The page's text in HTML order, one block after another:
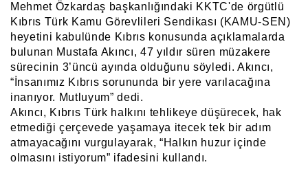
Mehmet Özkardaş başkanlığındaki KKTC'de örgütlü
Kıbrıs Türk Kamu Görevlileri Sendikası (KAMU-SEN)
heyetini kabulünde Kıbrıs konusunda açıklamalarda
bulunan Mustafa Akıncı, 47 yıldır süren müzakere
sürecinin 3’üncü ayında olduğunu söyledi. Akıncı,
“İnsanımız Kıbrıs sorununda bir yere varılacağına
inanıyor. Mutluyum” dedi.
Akıncı, Kıbrıs Türk halkını tehlikeye düşürecek, hak
etmediği çerçevede yaşamaya itecek tek bir adım
atmayacağını vurgulayarak, “Halkın huzur içinde
olmasını istiyorum” ifadesini kullandı.